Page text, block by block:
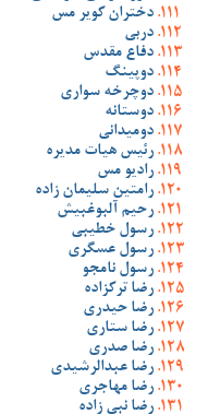
دختران کویر مس
دربی
دفاع مقدس
دوپینگ
دوچرخه سواری
دوستانه
دومیدانی
رئیس هیات مدیره
رادیو مس
رامتین سلیمان زاده
رحیم آلبوغبیش
رسول خطیبی
رسول عسگری
رسول نامجو
رضا ترکزاده
رضا حیدری
رضا ستاری
رضا صدری
رضا عبدالرشیدی
رضا مهاجری
رضا نبی زاده